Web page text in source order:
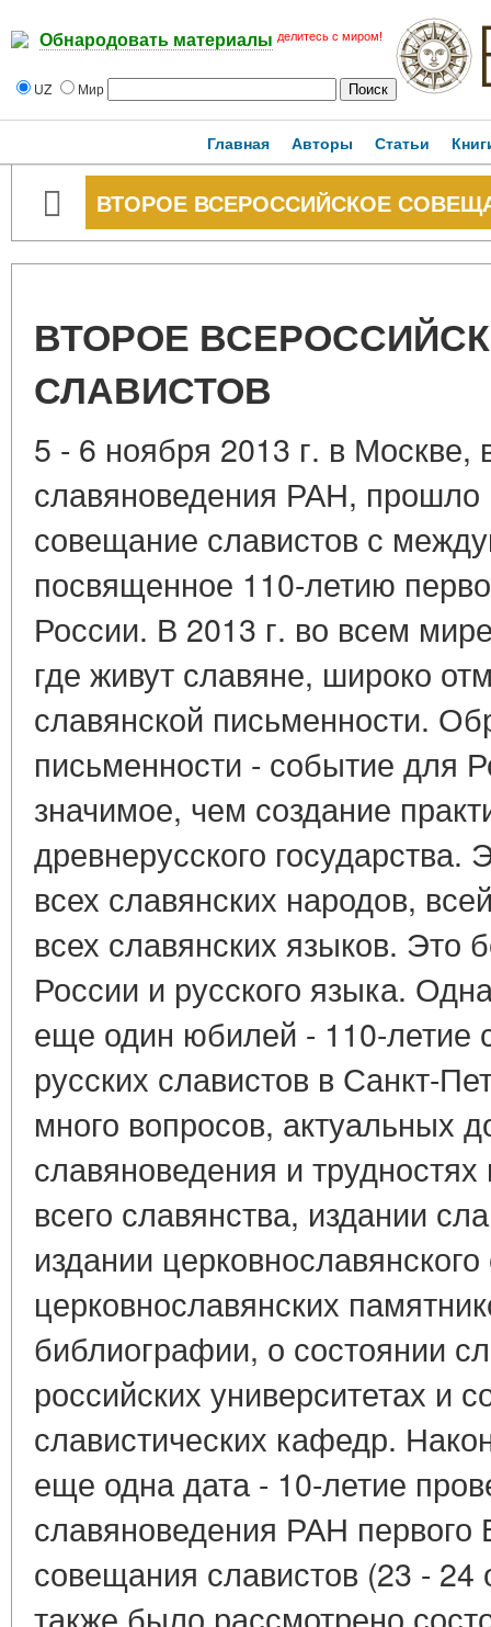
Обнародовать материалы делитесь с миром!
UZ Мир
Главная Авторы Статьи
ВТОРОЕ ВСЕРОССИЙСКОЕ
ВТОРОЕ
СЛАВИСТОВ
5 - 6 ноября 2013 г. в Москве,
славяноведения РАН, прошло
совещание славистов с
посвященное 110-летию
России. В 2013 г. во всем
где живут славяне, широко
славянской письменности.
письменности - событие для
значимое, чем создание
древнерусского
всех славянских народов,
всех славянских языков. Это
России и русского языка.
еще один юбилей - 110-летие
русских славистов в Санкт-
много вопросов, актуальных
славяноведения и
всего славянства, издании
издании
церковнославянских
библиографии, о состоянии
российских университетах и
славистических кафедр.
еще одна дата - 10-летие
славяноведения РАН первого
совещания славистов (23 -
также было рассмотрено